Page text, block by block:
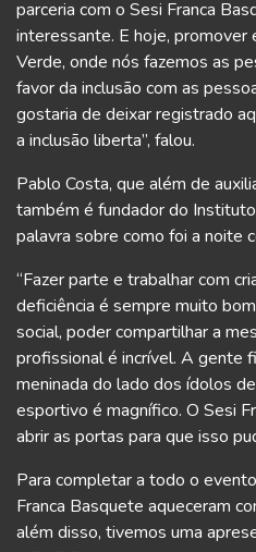
parceria com o Sesi Franca
interessante. E hoje,
Verde, onde nós fazemos as
favor da inclusão com as
gostaria de deixar registrado
a inclusão liberta”, falou.
Pablo Costa, que além de
também é fundador do
palavra sobre como foi a noite
“Fazer parte e trabalhar com
deficiência é sempre muito
social, poder compartilhar a
profissional é incrível. A gente
meninada do lado dos ídolos
esportivo é magnífico. O Sesi
abrir as portas para que isso
Para completar a todo o
Franca Basquete aqueceram
além disso, tivemos uma